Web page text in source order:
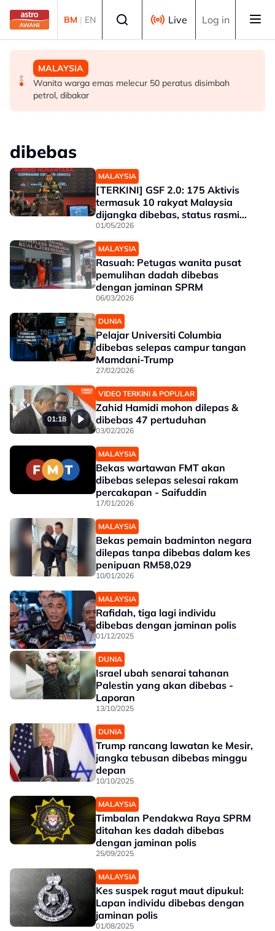
Skip to main content
BM | EN Live Log in
MALAYSIA
Berita tempatan pilihan sepanjang hari ini
DUNIA
Singapura sambut Hari Kebangsaan ke-61, NDP kembali
ke Stadium Negara
MALAYSIA
Wanita warga emas melecur 50 peratus disimbah
petrol, dibakar
dibebas
MALAYSIA
[TERKINI] GSF 2.0: 175 Aktivis
termasuk 10 rakyat Malaysia
dijangka dibebas, status rasmi
masih ditunggu
01/05/2026
MALAYSIA
Rasuah: Petugas wanita pusat
pemulihan dadah dibebas
dengan jaminan SPRM
06/03/2026
DUNIA
Pelajar Universiti Columbia
dibebas selepas campur tangan
Mamdani-Trump
27/02/2026
01:18
VIDEO TERKINI & POPULAR
Zahid Hamidi mohon dilepas &
dibebas 47 pertuduhan
03/02/2026
MALAYSIA
Bekas wartawan FMT akan
dibebas selepas selesai rakam
percakapan - Saifuddin
17/01/2026
MALAYSIA
Bekas pemain badminton negara
dilepas tanpa dibebas dalam kes
penipuan RM58,029
10/01/2026
MALAYSIA
Rafidah, tiga lagi individu
dibebas dengan jaminan polis
01/12/2025
DUNIA
Israel ubah senarai tahanan
Palestin yang akan dibebas -
Laporan
13/10/2025
DUNIA
Trump rancang lawatan ke Mesir,
jangka tebusan dibebas minggu
depan
10/10/2025
MALAYSIA
Timbalan Pendakwa Raya SPRM
ditahan kes dadah dibebas
dengan jaminan polis
25/09/2025
MALAYSIA
Kes suspek ragut maut dipukul:
Lapan individu dibebas dengan
jaminan polis
01/08/2025